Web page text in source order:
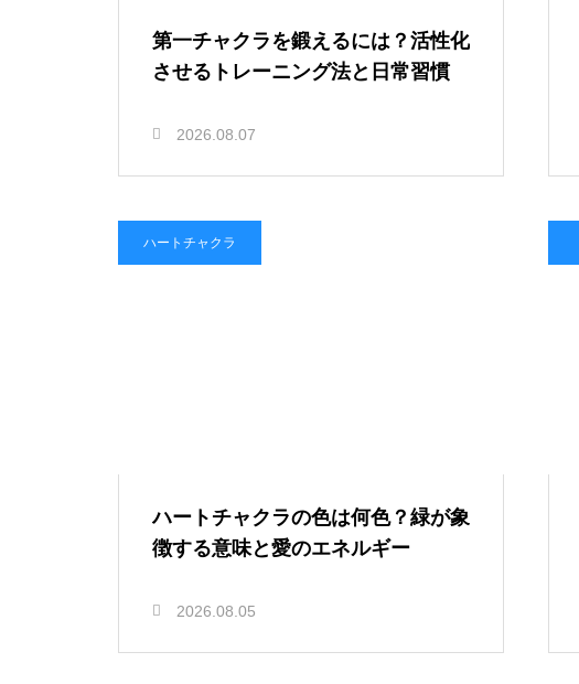
第一チャクラを鍛えるには？活性化
させるトレーニング法と日常習慣
2026.08.07
ハートチャクラ
ハートチャクラの色は何色？緑が象
徴する意味と愛のエネルギー
2026.08.05